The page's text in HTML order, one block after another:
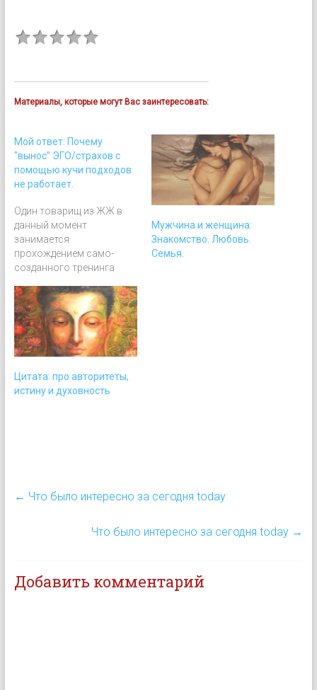
Материалы, которые могут Вас заинтересовать:
Мой ответ: Почему
"вынос" ЭГО/страхов с
помощью кучи подходов
не работает.
Один товарищ из ЖЖ в
данный момент
занимается
прохождением само-
созданного тренинга
пикапу/социальному
общению. Суть: делать
много новых социальных
контактов, подходов и
т.п. за короткий срок, что
в будущем. И
комментирует свою
Мужчина и женщина:
Знакомство. Любовь.
Семья.
Цитата: про авторитеты,
истину и духовность
← Что было интересно за сегодня today
Что было интересно за сегодня today →
Добавить комментарий